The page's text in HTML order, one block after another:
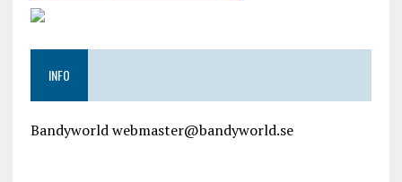
INFO
Bandyworld webmaster@bandyworld.se